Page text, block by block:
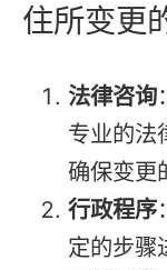
住所变更
法律咨询
专业的法
确保变更
行政程序
定的步骤